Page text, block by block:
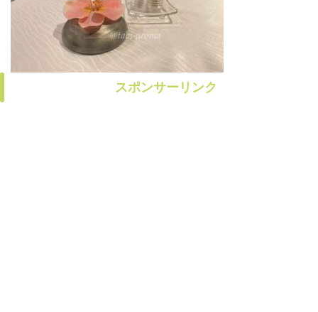
スポンサーリンク